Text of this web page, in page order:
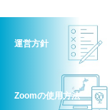
運営方針
Zoomの使用方法